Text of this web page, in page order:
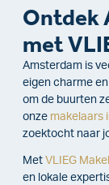
Ontdek
met
Amsterdam is
eigen charme
om de buurten
onze makelaars
zoektocht naar
Met VLIEG
en lokale